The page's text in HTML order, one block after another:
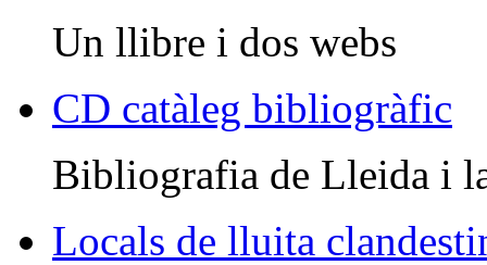
Un llibre i dos webs
CD catàleg bibliogràfic
Bibliografia de Lleida i
Locals de lluita